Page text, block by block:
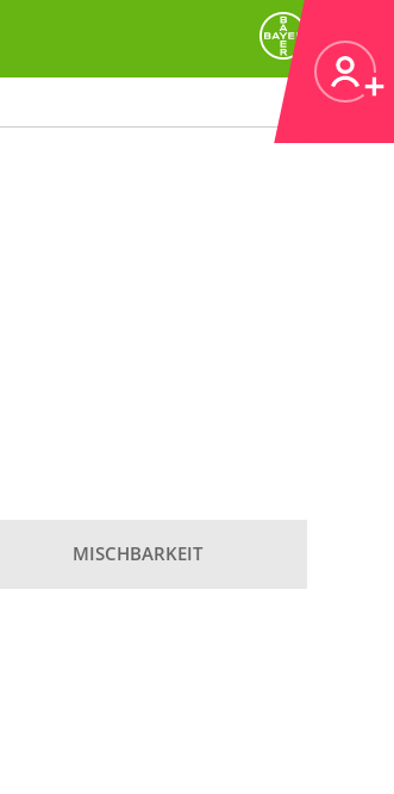
MISCHBARKEIT